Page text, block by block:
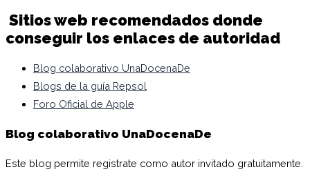
Sitios web recomendados donde
conseguir los enlaces de autoridad
Blog colaborativo UnaDocenaDe
Blogs de la guía Repsol
Foro Oficial de Apple
Blog colaborativo UnaDocenaDe
Este blog permite registrate como autor invitado gratuitamente.